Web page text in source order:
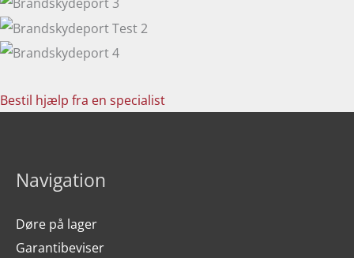
Bestil hjælp fra en specialist
Navigation
Døre på lager
Garantibeviser